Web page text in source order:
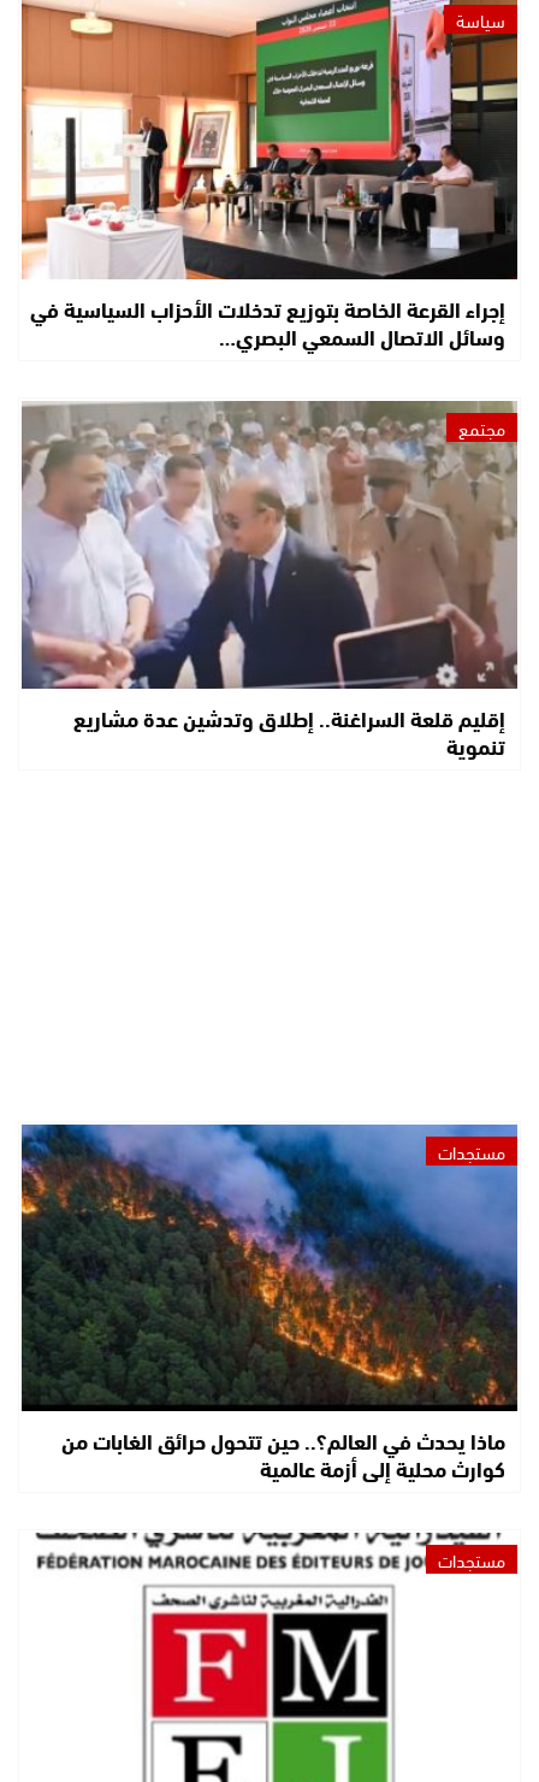
سياسة
إجراء القرعة الخاصة بتوزيع تدخلات الأحزاب السياسية في
وسائل الاتصال السمعي البصري…
مجتمع
إقليم قلعة السراغنة.. إطلاق وتدشين عدة مشاريع
تنموية
مستجدات
ماذا يحدث في العالم؟.. حين تتحول حرائق الغابات من
كوارث محلية إلى أزمة عالمية
مستجدات